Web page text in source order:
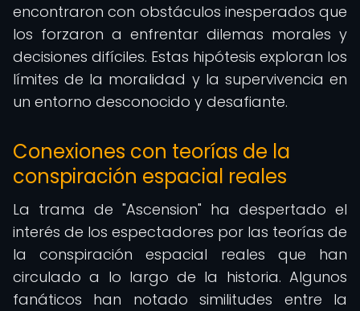
encontraron con obstáculos inesperados que
los forzaron a enfrentar dilemas morales y
decisiones difíciles. Estas hipótesis exploran los
límites de la moralidad y la supervivencia en
un entorno desconocido y desafiante.
Conexiones con teorías de la
conspiración espacial reales
La trama de "Ascension" ha despertado el
interés de los espectadores por las teorías de
la conspiración espacial reales que han
circulado a lo largo de la historia. Algunos
fanáticos han notado similitudes entre la